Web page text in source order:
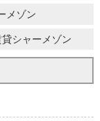
メゾン
シャーメゾン